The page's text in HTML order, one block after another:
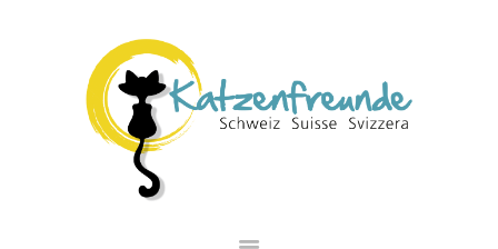
NEWS
VERMITTLUNG
INTERESSANTES